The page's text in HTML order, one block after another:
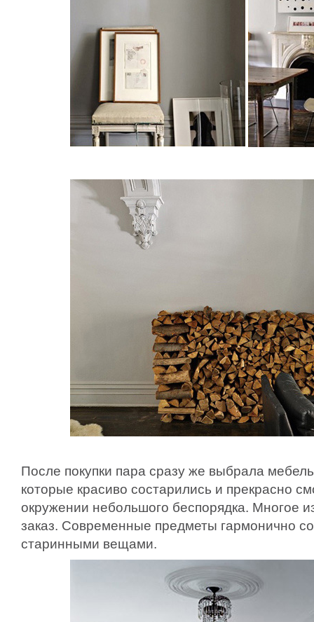
После покупки пара сразу же выбрала
которые красиво состарились и прекрасно
окружении небольшого беспорядка. Многое
заказ. Современные предметы гармонично
старинными вещами.